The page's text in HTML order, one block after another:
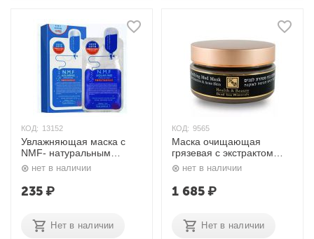
КОД: 13152
Увлажняющая маска с
NMF- натуральным
увлажняющим фактором
N.M.F Aquaring Ampoule
Mask 35 мл. Mediheal
нет в наличии
235₽
Нет в наличии
КОД: 9565
Маска очищающая
грязевая с экстрактом
Алоэ Вера 220 мл. H&B
нет в наличии
1 685₽
Нет в наличии